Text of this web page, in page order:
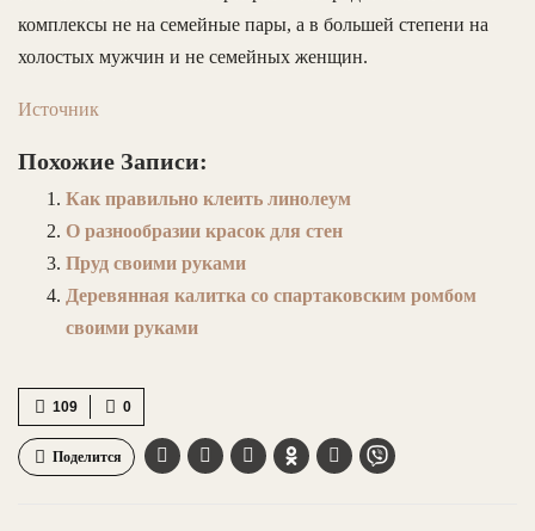
комплексы не на семейные пары, а в большей степени на
холостых мужчин и не семейных женщин.
Источник
Похожие Записи:
Как правильно клеить линолеум
О разнообразии красок для стен
Пруд своими руками
Деревянная калитка со спартаковским ромбом
своими руками
0
109
Поделится